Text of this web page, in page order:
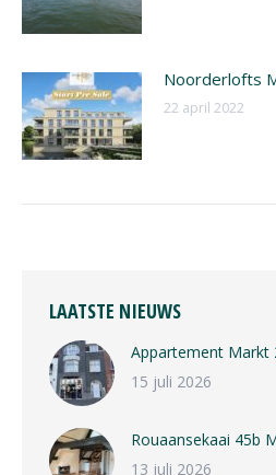
Noorderlofts
22 april 2022
LAATSTE NIEUWS
Appartement Markt
15 juli 2026
Rouaansekaai 45b
13 juli 2026